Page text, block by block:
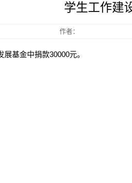
学生工作建
作者：
基金中捐款30000元。